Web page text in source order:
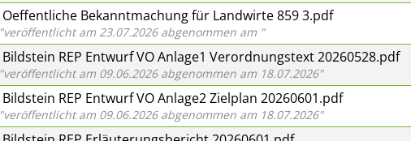
Oeffentliche Bekanntmachung für Landwirte 859 3.pdf
"veröffentlicht am 23.07.2026 abgenommen am "
Bildstein REP Entwurf VO Anlage1 Verordnungstext 20260528.pdf
"veröffentlicht am 09.06.2026 abgenommen am 18.07.2026"
Bildstein REP Entwurf VO Anlage2 Zielplan 20260601.pdf
"veröffentlicht am 09.06.2026 abgenommen am 18.07.2026"